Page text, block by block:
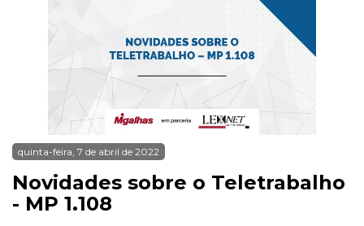
quinta-feira, 7 de abril de 2022
Novidades sobre o Teletrabalho
- MP 1.108